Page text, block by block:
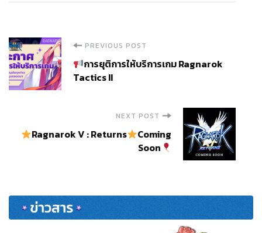
Post
Navigation
PREVIOUS POST
การยุติการให้บริการเกม Ragnarok
Tactics II
NEXT POST
Ragnarok V : Returns
Coming
Soon